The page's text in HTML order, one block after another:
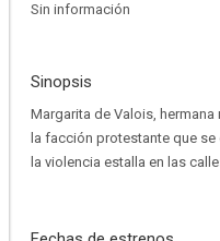
Sin información
Sinopsis
Margarita de Valois,
la facción protestante que
la violencia estalla en las